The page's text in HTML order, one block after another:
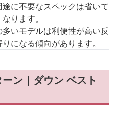
に不要なスペックは省いて
ります。
多いモデルは利便性が高い反
になる傾向があります。
ン｜ダウン ベスト